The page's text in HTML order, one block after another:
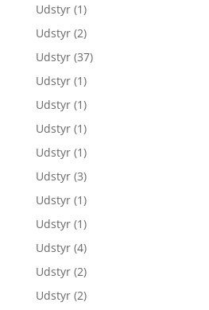
Udstyr (1)
Udstyr (2)
Udstyr (37)
Udstyr (1)
Udstyr (1)
Udstyr (1)
Udstyr (1)
Udstyr (3)
Udstyr (1)
Udstyr (1)
Udstyr (4)
Udstyr (2)
Udstyr (2)